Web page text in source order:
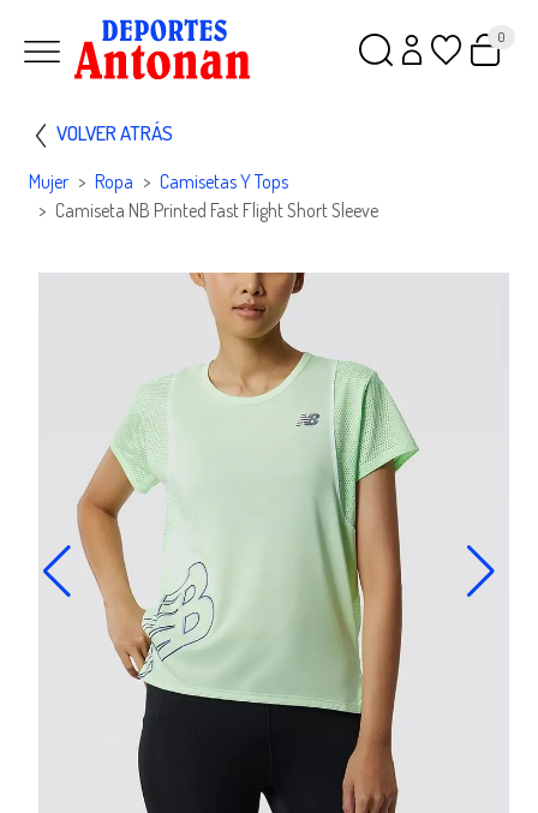
0
VOLVER ATRÁS
Mujer Ropa
Camisetas Y Tops
Camiseta NB Printed Fast Flight Short Sleeve